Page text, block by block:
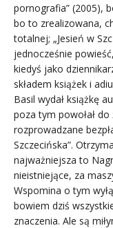
pornografia” (2005),
bo to zrealizowana,
totalnej; „Jesień w
jednocześnie
kiedyś jako
składem książek i
Basil wydał książkę
poza tym powołał
rozprowadzane
Szczecińska”.
najważniejsza to
nieistniejące, za
Wspomina o tym
bowiem dziś
znaczenia. Ale są